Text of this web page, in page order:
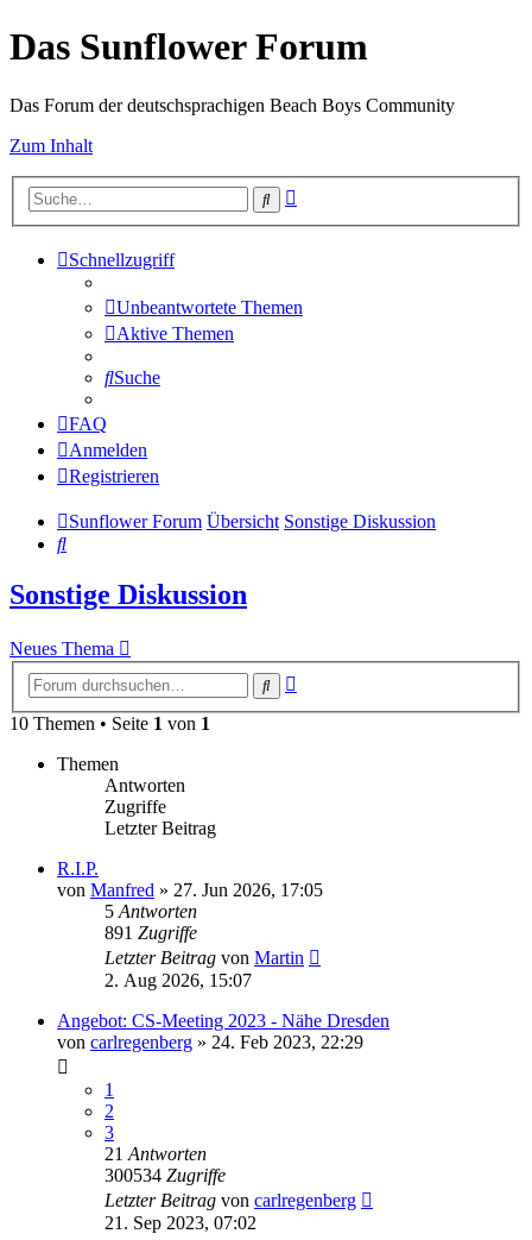
Das Sunflower Forum
Das Forum der deutschsprachigen Beach Boys Community
Zum Inhalt
Suche
Schnellzugriff
Unbeantwortete Themen
Aktive Themen
Suche
FAQ
Anmelden
Registrieren
Sunflower Forum Übersicht Sonstige Diskussion
Suche
Sonstige Diskussion
Neues Thema
Suche
10 Themen • Seite 1 von 1
Themen
Antworten
Zugriffe
Letzter Beitrag
R.I.P.
von Manfred » 27. Jun 2026, 17:05
5 Antworten
891 Zugriffe
Letzter Beitrag von Martin
2. Aug 2026, 15:07
Angebot: CS-Meeting 2023 - Nähe Dresden
von carlregenberg » 24. Feb 2023, 22:29
1
2
3
21 Antworten
300534 Zugriffe
Letzter Beitrag von carlregenberg
21. Sep 2023, 07:02